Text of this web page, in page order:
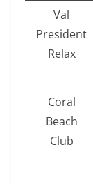
Val
President
Relax
Coral
Beach
Club